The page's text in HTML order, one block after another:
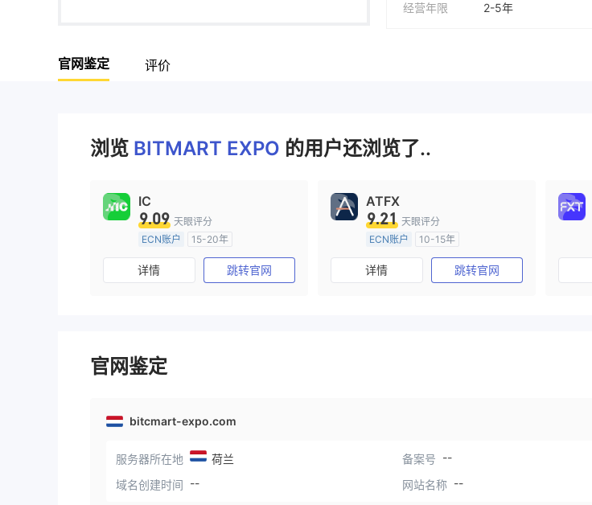
8
9
经营年限
2-5年
官网鉴定 评价
浏览 BITMART EXPO 的用户还浏览了..
IC
9.09 天眼评分
ECN账户
15-20年
澳大利亚监管
全牌照 (MM)
主标MT4
详情 跳转官网
ATFX
9.21 天眼评分
ECN账户
10-15年
澳大利亚监管
全牌照 (MM)
主标MT4
详情 跳转官网
官网鉴定
bitcmart-expo.com
服务器所在地 荷兰 备案号 --
域名创建时间 -- 网站名称 --